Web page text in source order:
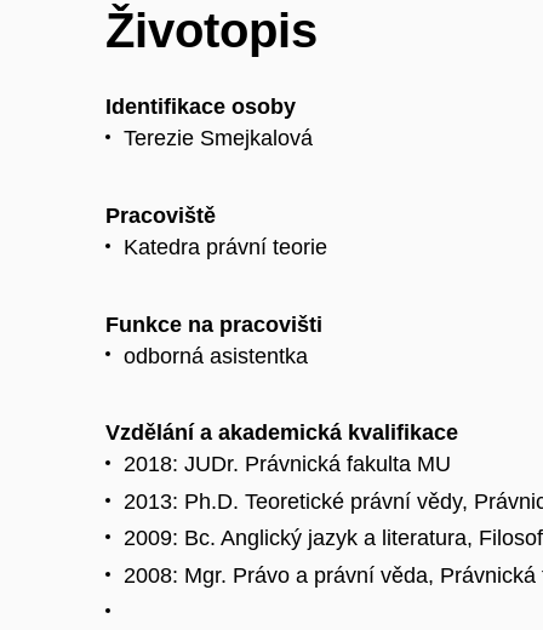
Životopis
Identifikace osoby
Terezie Smejkalová
Pracoviště
Katedra právní teorie
Funkce na pracovišti
odborná asistentka
Vzdělání a akademická kvalifikace
2018: JUDr. Právnická fakulta MU
2013: Ph.D. Teoretické právní vědy,
2009: Bc. Anglický jazyk a literatura,
2008: Mgr. Právo a právní věda, Právnická